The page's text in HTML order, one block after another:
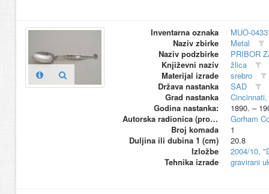
Inventarna oznaka
MUO-
Naziv zbirke
Metal
Naziv podzbirke
PRIBOR
Književni naziv
žlica
Materijal izrade
srebro
Država nastanka
SAD
Grad nastanka
Godina nastanka:
1890. –
Autorska radionica (proizvođač)
Gorham
Broj komada
1
Duljina ili dubina 1 (cm)
20.8
Izložbe
2004/10,
Tehnika izrade
gravirani